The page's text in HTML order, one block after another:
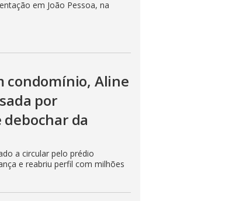
em João Pessoa, na
condomínio, Aline
por
da
a circular pelo prédio
e reabriu perfil com milhões